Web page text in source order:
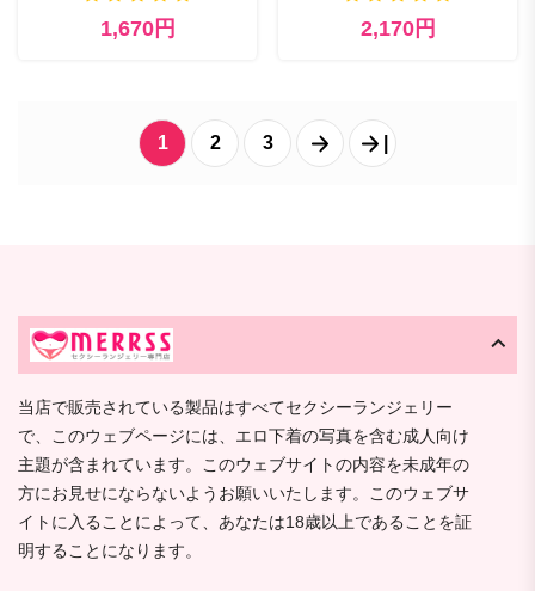
1,670円 2,170円
1 2 3
当店で販売されている製品はすべてセクシーランジェリー
で、このウェブページには、エロ下着の写真を含む成人向け
主題が含まれています。このウェブサイトの内容を未成年の
方にお見せにならないようお願いいたします。このウェブサ
イトに入ることによって、あなたは18歳以上であることを証
明することになります。